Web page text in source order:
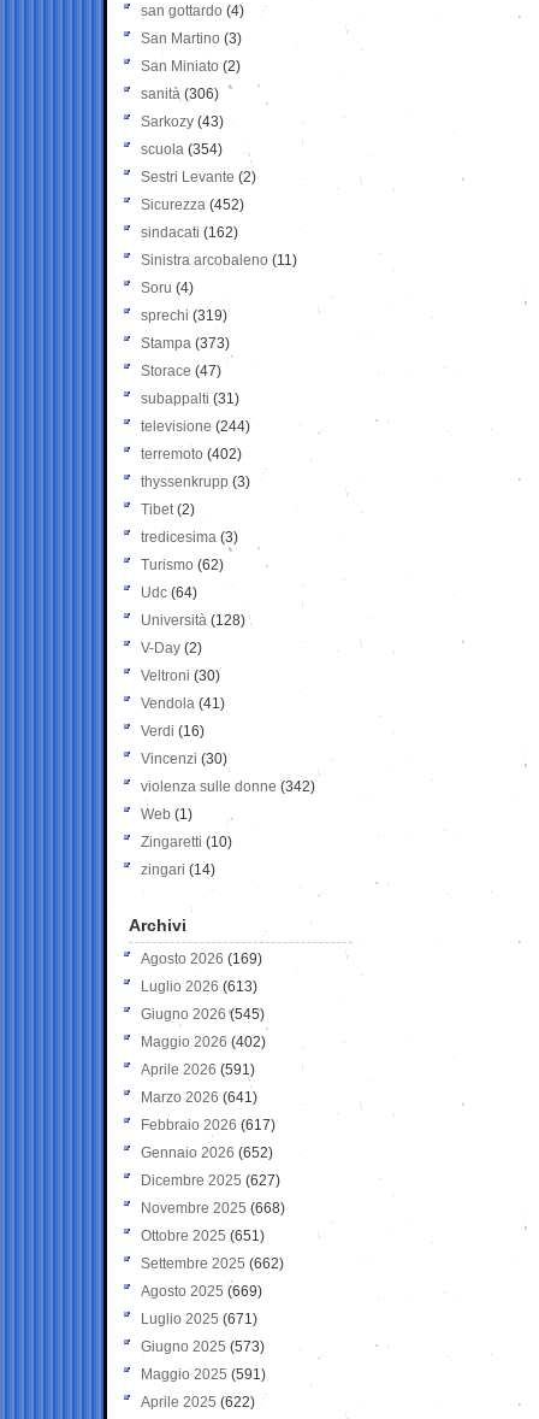
san gottardo (4)
San Martino (3)
San Miniato (2)
sanità (306)
Sarkozy (43)
scuola (354)
Sestri Levante (2)
Sicurezza (452)
sindacati (162)
Sinistra arcobaleno (11)
Soru (4)
sprechi (319)
Stampa (373)
Storace (47)
subappalti (31)
televisione(244)
terremoto (402)
thyssenkrupp (3)
Tibet(2)
tredicesima (3)
Turismo (62)
Udc (64)
Università (128)
V-Day (2)
Veltroni (30)
Vendola (41)
Verdi (16)
Vincenzi (30)
violenza sulle donne (342)
Web (1)
Zingaretti (10)
zingari (14)
Archivi
Agosto 2026 (169)
Luglio 2026 (613)
Giugno 2026 (545)
Maggio 2026 (402)
Aprile 2026 (591)
Marzo 2026 (641)
Febbraio 2026 (617)
Gennaio 2026 (652)
Dicembre 2025 (627)
Novembre 2025 (668)
Ottobre 2025 (651)
Settembre 2025 (662)
Agosto 2025 (669)
Luglio 2025 (671)
Giugno 2025 (573)
Maggio 2025 (591)
Aprile 2025 (622)